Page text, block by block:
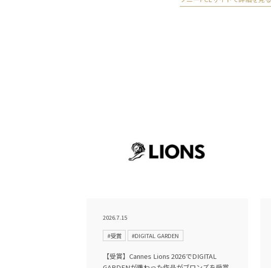
2026.7.15
#受賞 #DIGITAL GARDEN
【受賞】Cannes Lions 2026でDIGITAL